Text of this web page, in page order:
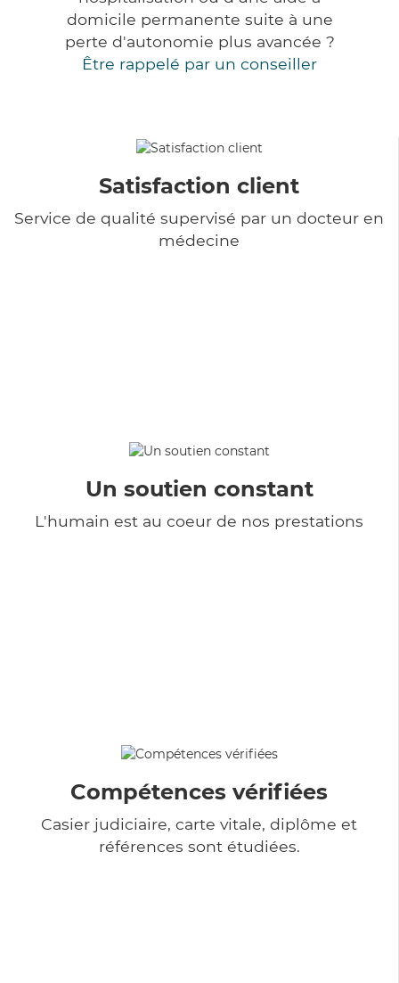
domicile permanente suite à une
perte d'autonomie plus avancée ?
Être rappelé par un conseiller
Satisfaction client
Service de qualité supervisé par un docteur en
médecine
Un soutien constant
L'humain est au coeur de nos prestations
Compétences vérifiées
Casier judiciaire, carte vitale, diplôme et
références sont étudiées.